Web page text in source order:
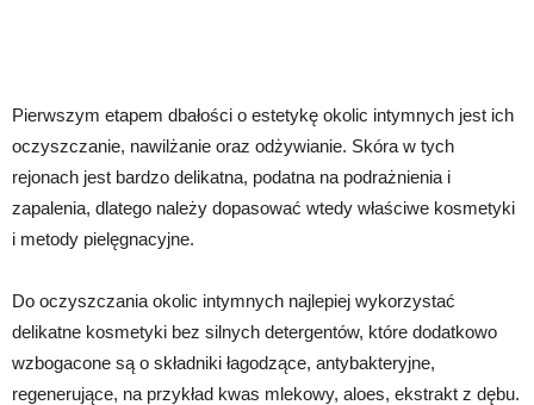
Pierwszym etapem dbałości o estetykę okolic intymnych jest ich
oczyszczanie, nawilżanie oraz odżywianie. Skóra w tych
rejonach jest bardzo delikatna, podatna na podrażnienia i
zapalenia, dlatego należy dopasować wtedy właściwe kosmetyki
i metody pielęgnacyjne.
Do oczyszczania okolic intymnych najlepiej wykorzystać
delikatne kosmetyki bez silnych detergentów, które dodatkowo
wzbogacone są o składniki łagodzące, antybakteryjne,
regenerujące, na przykład kwas mlekowy, aloes, ekstrakt z dębu.